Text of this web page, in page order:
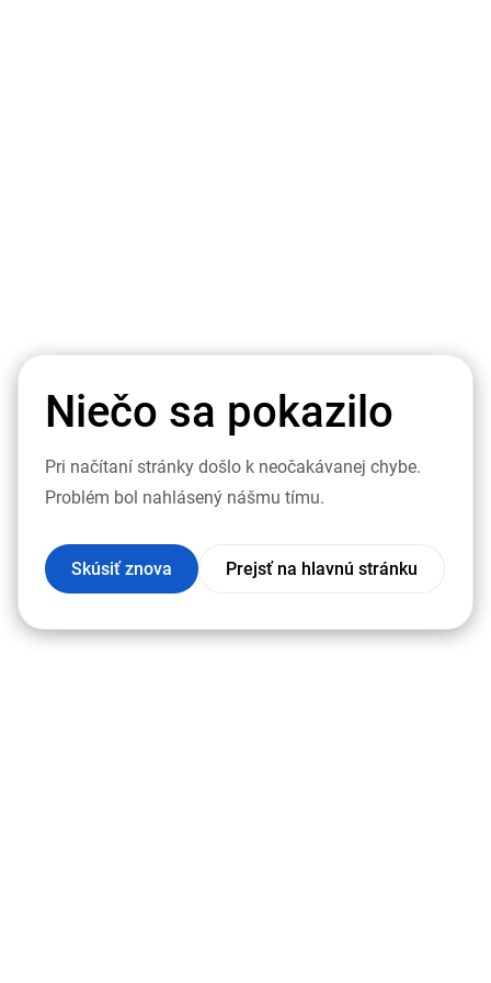
Niečo sa pokazilo
Pri načítaní stránky došlo k neočakávanej chybe.
Problém bol nahlásený nášmu tímu.
Skúsiť znova Prejsť na hlavnú stránku